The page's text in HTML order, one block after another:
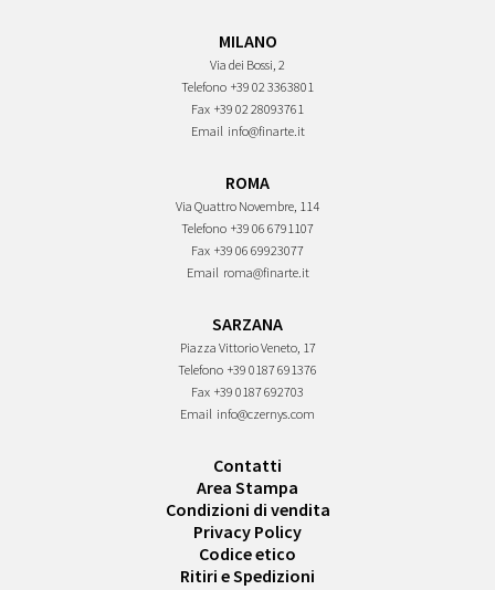
MILANO
Via dei Bossi, 2
Telefono +39 02 3363801
Fax +39 02 28093761
Email info@finarte.it
ROMA
Via Quattro Novembre, 114
Telefono +39 06 6791107
Fax +39 06 69923077
Email roma@finarte.it
SARZANA
Piazza Vittorio Veneto, 17
Telefono +39 0187 691376
Fax +39 0187 692703
Email info@czernys.com
Contatti
Area Stampa
Condizioni di vendita
Privacy Policy
Codice etico
Ritiri e Spedizioni